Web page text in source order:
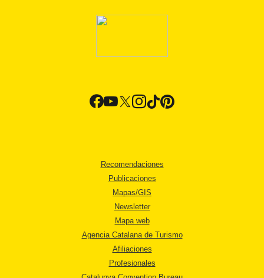
Recomendaciones
Publicaciones
Mapas/GIS
Newsletter
Mapa web
Agencia Catalana de Turismo
Afiliaciones
Profesionales